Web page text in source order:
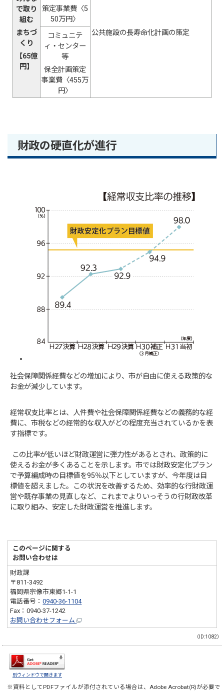
で取り
組む
まちづ
くり
【65億
円】
策定事業費〈5
50万円〉
公共施設の長寿命化計画の策定
コミュニテ
ィ・センター
等
保全計画策定
事業費〈455万
円〉
財政の硬直化が進行
社会保障関係経費などの増加により、市が自由に使える政策的な
お金が減少しています。
経常収支比率とは、人件費や社会保障関係経費などの義務的な経
費に、市税などの経常的な収入がどの程度充当されているかを表
す指標です。
この比率が低いほど財政運営に弾力性があるとされ、政策的に
使えるお金が多くあることを示します。市では財政安定化プラン
で予算編成時の目標値を95％以下としていますが、今年度は目
標値を超えました。この状況を改善するため、効率的な行財政運
営や既存事業の見直しなど、これまでよりいっそうの行財政改革
に取り組み、安定した財政運営を推進します。
このページに関する
お問い合わせは
財政課
〒811-3492
福岡県宗像市東郷1-1-1
電話番号：0940-36-1104
Fax：0940-37-1242
お問い合わせフォーム
（ID:1082）
別ウィンドウで開きます
※資料としてPDFファイルが添付されている場合は、Adobe Acrobat(R)が必要で